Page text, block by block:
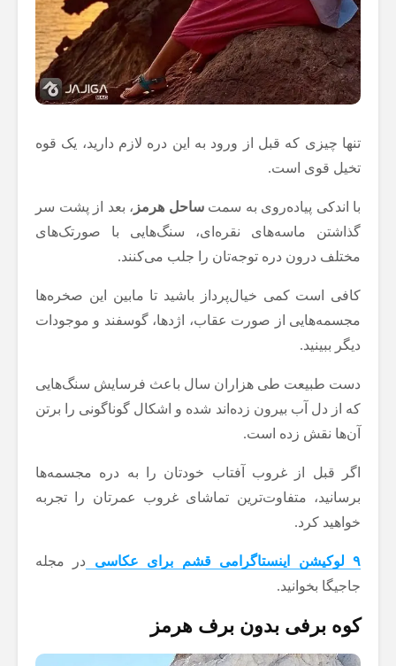
تنها چیزی که قبل از ورود به این دره لازم دارید، یک قوه
تخیل قوی است.
با اندکی پیاده‌روی به سمتساحل هرمز ، بعد از پشت سر
گذاشتن ماسه‌های نقره‌ای، سنگ‌هایی با صورتک‌های
مختلف درون دره توجه‌تان را جلب می‌کنند.
کافی است کمی خیال‌پرداز باشید تا مابین این صخره‌ها
مجسمه‌هایی از صورت عقاب، اژدها، گوسفند و موجودات
دیگر ببینید.
دست طبیعت طی هزاران سال باعث فرسایش سنگ‌هایی
که از دل آب بیرون زده‌اند شده و اشکال گوناگونی را برتن
آن‌ها نقش زده است.
اگر قبل از غروب آفتاب خودتان را به دره مجسمه‌ها
برسانید، متفاوت‌ترین تماشای غروب عمرتان را تجربه
خواهید کرد.
۹ لوکیشن اینستاگرامی قشم برای عکاسی
در مجله
جاجیگا بخوانید.
کوه برفی بدون برف هرمز